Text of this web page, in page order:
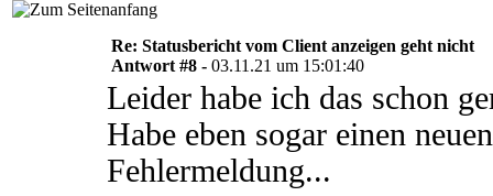
Re: Statusbericht vom Client anzeigen geht nicht
Antwort #8 - 03.11.21 um 15:01:40
Leider habe ich das schon
Habe eben sogar einen
Fehlermeldung...